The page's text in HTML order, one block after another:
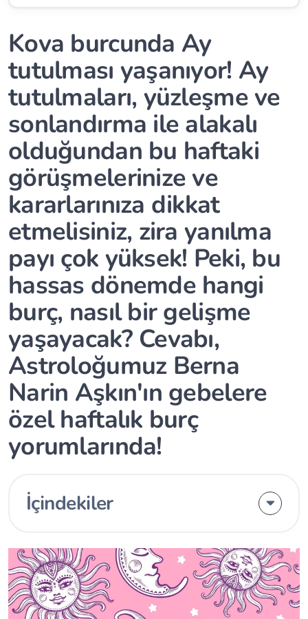
Kova burcunda Ay
tutulması yaşanıyor! Ay
tutulmaları, yüzleşme ve
sonlandırma ile alakalı
olduğundan bu haftaki
görüşmelerinize ve
kararlarınıza dikkat
etmelisiniz, zira yanılma
payı çok yüksek! Peki, bu
hassas dönemde hangi
burç, nasıl bir gelişme
yaşayacak? Cevabı,
Astroloğumuz Berna
Narin Aşkın'ın gebelere
özel haftalık burç
yorumlarında!
İçindekiler